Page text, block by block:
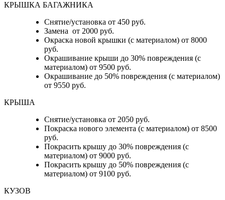
КРЫШКА БАГАЖНИКА
Снятие/установка от 450 руб.
Замена от 2000 руб.
Окраска новой крышки (с материалом) от 8000
руб.
Окрашивание крыши до 30% повреждения (с
материалом) от 9500 руб.
Окрашивание до 50% повреждения (с материалом)
от 9550 руб.
КРЫША
Снятие/установка от 2050 руб.
Покраска нового элемента (с материалом) от 8500
руб.
Покрасить крышу до 30% повреждения (с
материалом) от 9000 руб.
Покрасить крышу до 50% повреждения (с
материалом) от 9100 руб.
КУЗОВ